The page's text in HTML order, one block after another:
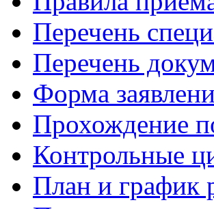
Перечень
Перечень
Форма
Прохождение
Контрольные
План и график